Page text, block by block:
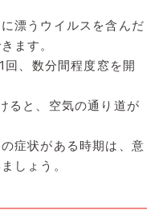
漂うウイルスを含んだ
ます。
、数分間程度窓を開
ると、空気の通り道が
症状がある時期は、意
しょう。